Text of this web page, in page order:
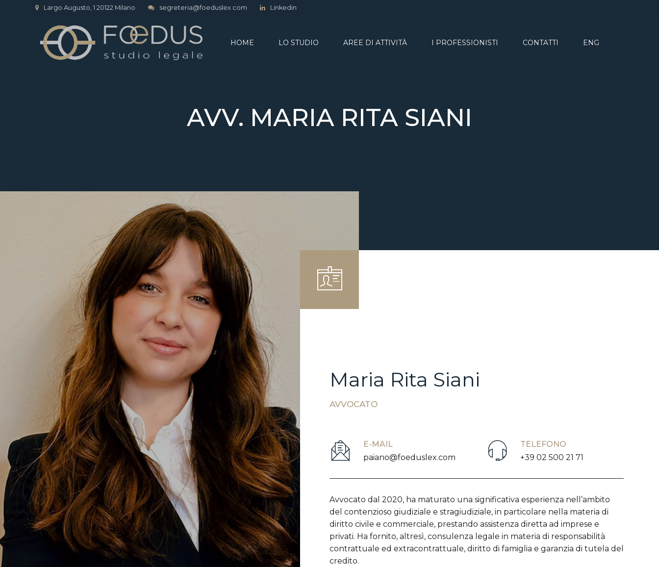
Largo Augusto, 1 20122 Milano segreteria@foeduslex.com Linkedin
HOME LO STUDIO AREE DI ATTIVITÀ I PROFESSIONISTI CONTATTI ENG
AVV. MARIA RITA SIANI
Maria Rita Siani
AVVOCATO
E-MAIL
paiano@foeduslex.com
TELEFONO
+39 02 500 21 71
Avvocato dal 2020, ha maturato una significativa esperienza nell’ambito
del contenzioso giudiziale e stragiudiziale, in particolare nella materia di
diritto civile e commerciale, prestando assistenza diretta ad imprese e
privati. Ha fornito, altresì, consulenza legale in materia di responsabilità
contrattuale ed extracontrattuale, diritto di famiglia e garanzia di tutela del
credito.